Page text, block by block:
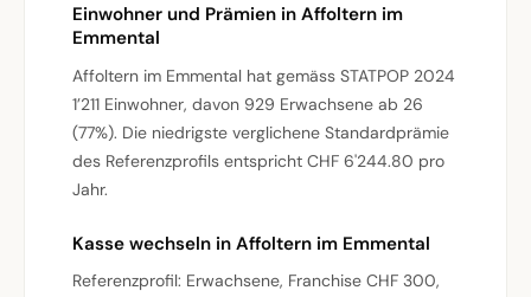
Einwohner und Prämien in Affoltern im
Emmental
Affoltern im Emmental hat gemäss STATPOP 2024
1’211 Einwohner, davon 929 Erwachsene ab 26
(77%). Die niedrigste verglichene Standardprämie
des Referenzprofils entspricht CHF 6'244.80 pro
Jahr.
Kasse wechseln in Affoltern im Emmental
Referenzprofil: Erwachsene, Franchise CHF 300,